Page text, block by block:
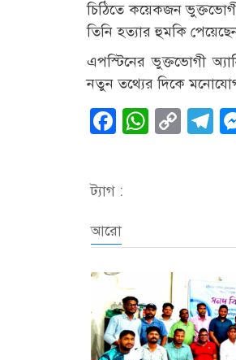
চিঠিতে কয়েকজন
তিনি হত্যার হুমকি
এপস্টিনের ভুক্তভোগী
নতুন তথ্যের দিকে
Facebook
ট্যাগ :
আরো